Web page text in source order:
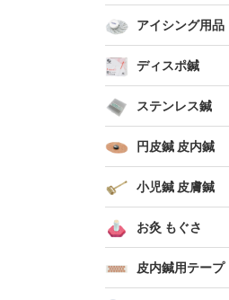
アイシング用品
ディスポ鍼
ステンレス鍼
円皮鍼 皮内鍼
小児鍼 皮膚鍼
お灸 もぐさ
皮内鍼用テープ